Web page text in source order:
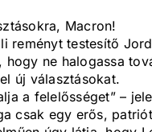
Macron!
testesítő
ne halogassa
új választásokat.
a felelősséget” –
csak egy erős,